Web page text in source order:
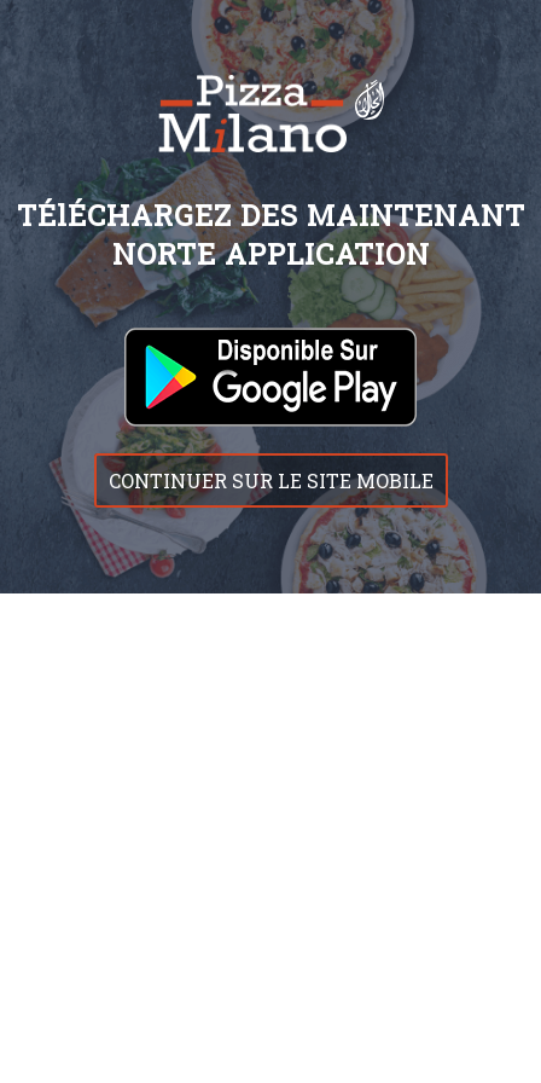
TÉlÉCHARGEZ DES MAINTENANT
NORTE APPLICATION
CONTINUER SUR LE SITE MOBILE